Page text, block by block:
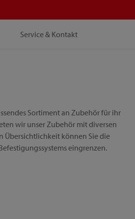
Service & Kontakt
Sortiment an Zubehör für ihr
wir unser Zubehör mit diversen
Übersichtlichkeit können Sie die
eingrenzen.